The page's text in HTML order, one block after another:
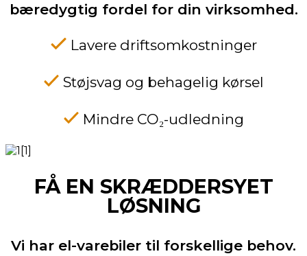
bæredygtig fordel for din virksomhed.
Lavere driftsomkostninger
Støjsvag og behagelig kørsel
Mindre CO₂-udledning
FÅ EN SKRÆDDERSYET
LØSNING
Vi har el-varebiler til forskellige behov.